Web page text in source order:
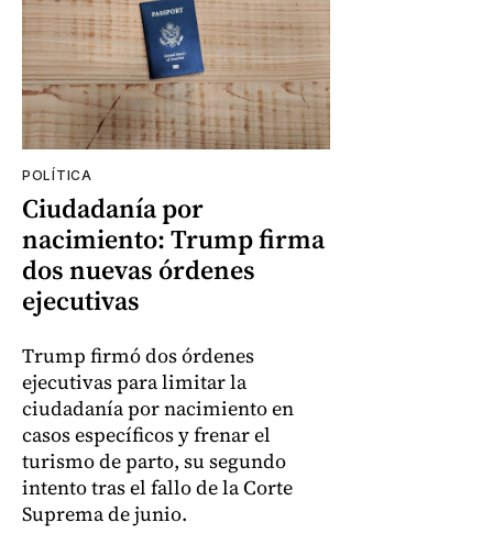
POLÍTICA
Ciudadanía por
nacimiento: Trump firma
dos nuevas órdenes
ejecutivas
Trump firmó dos órdenes
ejecutivas para limitar la
ciudadanía por nacimiento en
casos específicos y frenar el
turismo de parto, su segundo
intento tras el fallo de la Corte
Suprema de junio.